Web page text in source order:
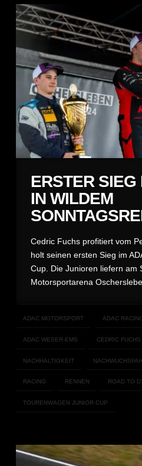
ERSTER SIEG
IN WILDEM
Cedric Fuchs profitiert vom
holt seinen ersten Sieg im
Cup. Die Junioren liefern am
Motorsportarena
ADAC MOTORSPORT ADAC
ADAC WESER-EMS CEDRIC FUCHS
NACHHALTIGKEIT
RACING RENNEN ROAD TO
TOURENWAGEN JUNIOR CUP